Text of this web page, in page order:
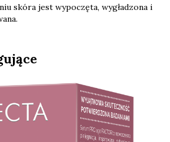
skóra jest wypoczęta, wygładzona i